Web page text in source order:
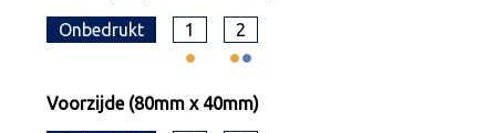
Onbedrukt 1 2
Voorzijde (80mm x 40mm)